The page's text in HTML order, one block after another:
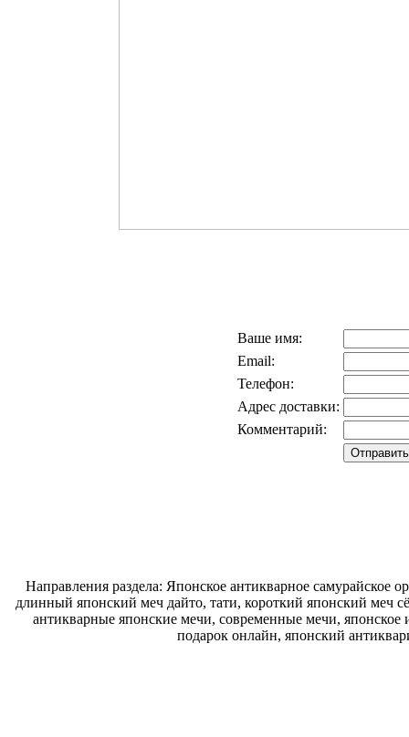
Ваше имя:
Email:
Телефон:
Адрес доставки:
Комментарий:
Направления раздела: Японское антикварное самурайское
длинный японский меч дайто, тати, короткий японский меч
антикварные японские мечи, современные мечи, японское
подарок онлайн, японский